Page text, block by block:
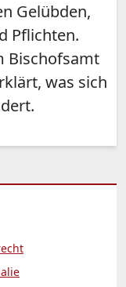
Gelübden,
Pflichten.
Bischofsamt
was sich